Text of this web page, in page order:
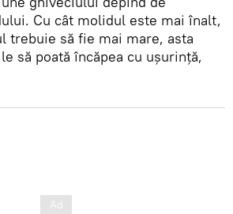
Cu cât molidul este mai înalt,
trebuie să fie mai mare, asta
să poată încăpea cu ușurință,